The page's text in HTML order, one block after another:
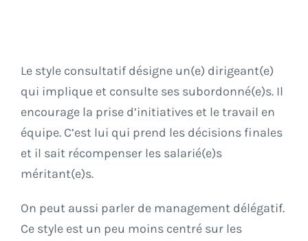
Le style consultatif désigne un(e) dirigeant(e)
qui implique et consulte ses subordonné(e)s. Il
encourage la prise d’initiatives et le travail en
équipe. C’est lui qui prend les décisions finales
et il sait récompenser les salarié(e)s
méritant(e)s.
On peut aussi parler de management délégatif.
Ce style est un peu moins centré sur les